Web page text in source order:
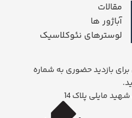
مقالات
آباژور ها
لوسترهای نئوکلاسیک
بازدید حضوری به شماره
مایلی پلاک 14